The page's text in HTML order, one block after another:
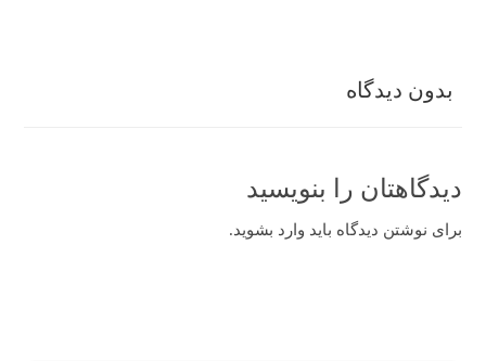
بدون دیدگاه
دیدگاهتان را بنویسید
برای نوشتن دیدگاه باید وارد بشوید.